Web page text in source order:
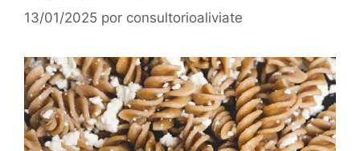
13/01/2025 por consultorioaliviate